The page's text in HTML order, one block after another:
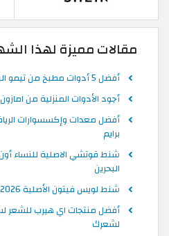
مقالات مميزة لهذا
أفضل 5 أدوات مطبخ من تيمو البحرين | عروض تيمو 2026
أجود الأدوات المنزلية من امازون
أفضل معدات وإكسسوارات
برايم
شنط قوتشي الاصلية للنساء
البحرين
شنط لويس فيتون الأصلية 2026 | افضل حقائب Louis Vuitton
لشعرك